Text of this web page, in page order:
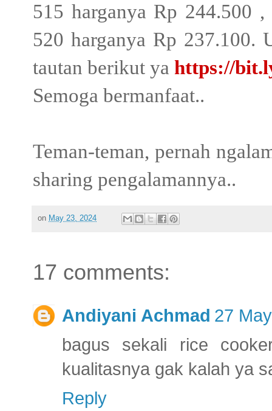
515 harganya Rp 244.500
520 harganya Rp 237.100.
tautan berikut ya https://
Semoga bermanfaat..
Teman-teman, pernah
sharing pengalamannya..
on May 23, 2024
17 comments:
Andiyani Achmad 27
bagus sekali rice
kualitasnya gak kalah ya
Reply